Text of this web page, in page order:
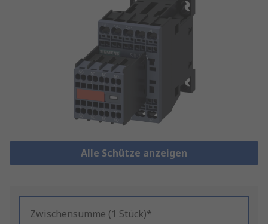
Alle Schütze anzeigen
Zwischensumme (1 Stück)*